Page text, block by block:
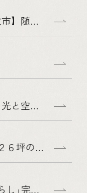
オーナーハウス見学会【小牧市】随時開催
【夜のモデルハウス見学会】光と空気と断熱のちょうどいい家
｢モデルハウス見学会５月」２６坪のモダンな平屋
｢カーテンレスの開放的な暮らし｣完成お披露目会【江南市】